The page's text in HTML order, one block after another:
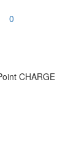
0
CHARGE